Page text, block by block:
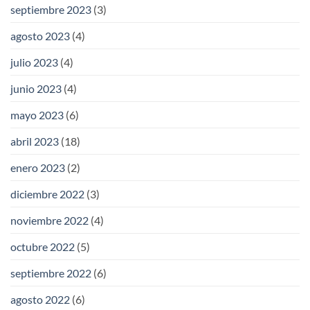
septiembre 2023 (3)
agosto 2023 (4)
julio 2023 (4)
junio 2023 (4)
mayo 2023 (6)
abril 2023 (18)
enero 2023 (2)
diciembre 2022 (3)
noviembre 2022 (4)
octubre 2022 (5)
septiembre 2022 (6)
agosto 2022 (6)